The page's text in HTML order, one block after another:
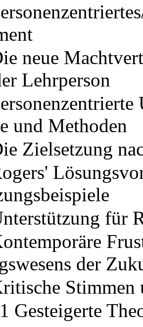
neue
Lehrperson
und Methoden
Zielsetzung
für
der
Stimmen
Gesteigerte